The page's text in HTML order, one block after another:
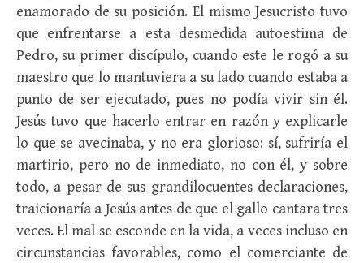
enamorado de su posición. El mismo Jesucristo tuvo
que enfrentarse a esta desmedida autoestima de
Pedro, su primer discípulo, cuando este le rogó a su
maestro que lo mantuviera a su lado cuando estaba a
punto de ser ejecutado, pues no podía vivir sin él.
Jesús tuvo que hacerlo entrar en razón y explicarle
lo que se avecinaba, y no era glorioso: sí, sufriría el
martirio, pero no de inmediato, no con él, y sobre
todo, a pesar de sus grandilocuentes declaraciones,
traicionaría a Jesús antes de que el gallo cantara tres
veces. El mal se esconde en la vida, a veces incluso en
circunstancias favorables, como el comerciante de